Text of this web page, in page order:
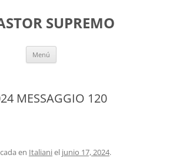
SUPREMO
Menú
MESSAGGIO 120
en Italianiel junio 17, 2024.